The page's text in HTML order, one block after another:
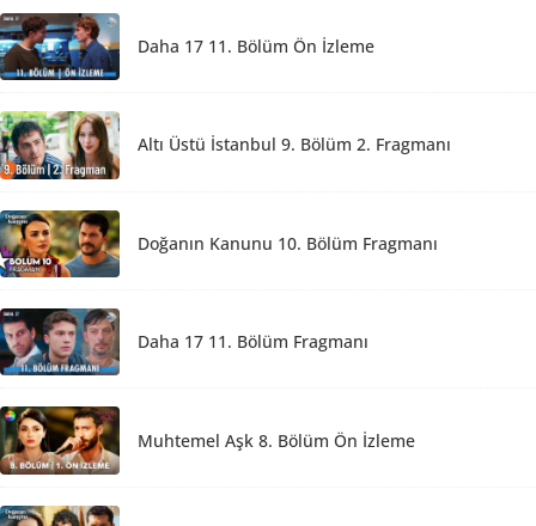
Daha 17 11. Bölüm Ön İzleme
Altı Üstü İstanbul 9. Bölüm 2. Fragmanı
Doğanın Kanunu 10. Bölüm Fragmanı
Daha 17 11. Bölüm Fragmanı
Muhtemel Aşk 8. Bölüm Ön İzleme